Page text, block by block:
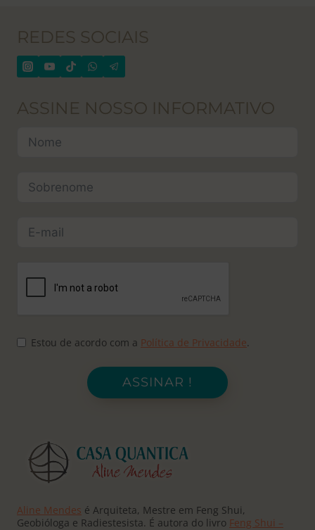
REDES SOCIAIS
ASSINE NOSSO INFORMATIVO
Estou de acordo com a Política de Privacidade.
ASSINAR !
Aline Mendes é Arquiteta, Mestre em Feng Shui,
Geobióloga e Radiestesista. É autora do livro Feng Shui –